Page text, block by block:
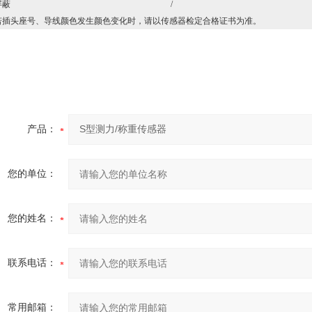
/
座号、导线颜色发生颜色变化时，请以传感器检定合格证书为准。
产品：
您的单位：
您的姓名：
联系电话：
常用邮箱：